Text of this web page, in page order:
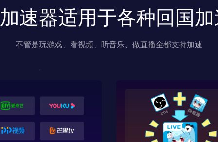
速器适用于各种回国
不管是玩游戏、看视频、听音乐、做直播全都支持加速